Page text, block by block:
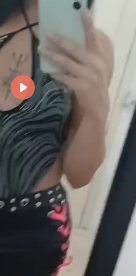
Reproducir